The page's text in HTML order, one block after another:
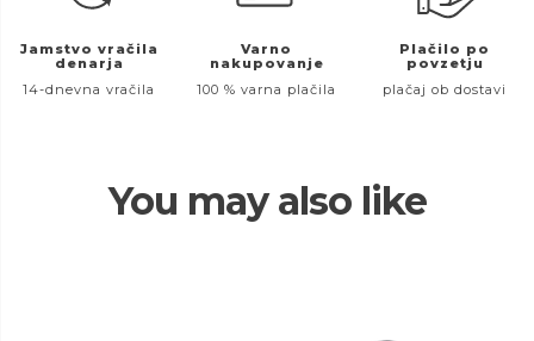
Jamstvo vračila
denarja
14-dnevna vračila
Varno
nakupovanje
100 % varna plačila
Plačilo po
povzetju
plačaj ob dostavi
You may also like